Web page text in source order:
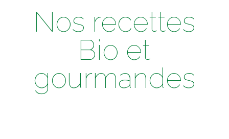
Nos recettes
Bio et
gourmandes